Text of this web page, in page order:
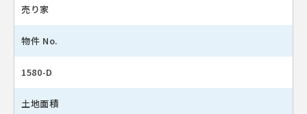
売り家
物件 No.
1580-D
土地面積